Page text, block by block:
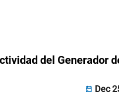
del Generador
Dec